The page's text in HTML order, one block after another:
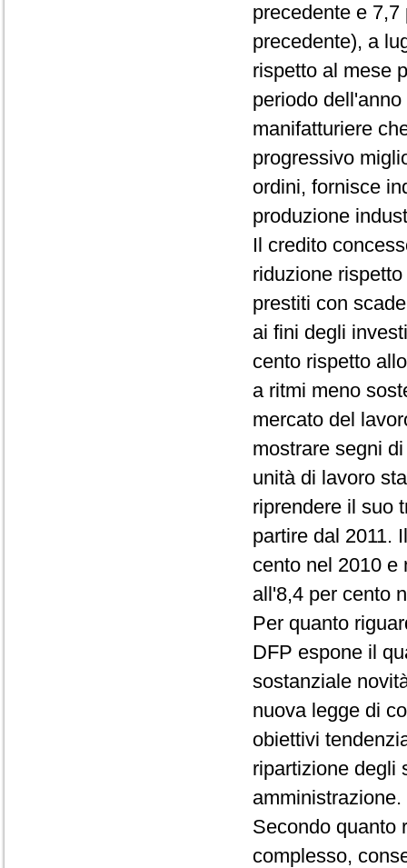
precedente e
precedente), a
rispetto al mese
periodo
manifatturiere
progressivo
ordini, fornisce
produzione
Il credito
riduzione
prestiti con
ai fini degli
cento rispetto
a ritmi meno
mercato del
mostrare segni
unità di lavoro
riprendere il suo
partire dal 2011.
cento nel 2010 e
all'8,4 per cento
Per quanto
DFP espone il
sostanziale
nuova legge di
obiettivi
ripartizione degli
amministrazione.
Secondo quanto
complesso,